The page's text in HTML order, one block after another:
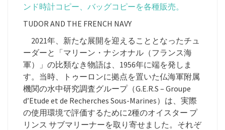
ンド時計コピー、バッグコピーを各種販売。
TUDOR AND THE FRENCH NAVY
2021年、新たな展開を迎えることとなったチュ
ーダーと「マリーン・ナシオナル（フランス海
軍）」の比類なき物語は、1956年に端を発しま
す。当時、トゥーロンに拠点を置いた仏海軍附属
機関の水中研究調査グループ（G.E.R.S – Groupe
d’Etude et de Recherches Sous-Marines）は、実際
の使用環境で評価するために2種のオイスター プ
リンス サブマリーナーを取り寄せました。それぞ